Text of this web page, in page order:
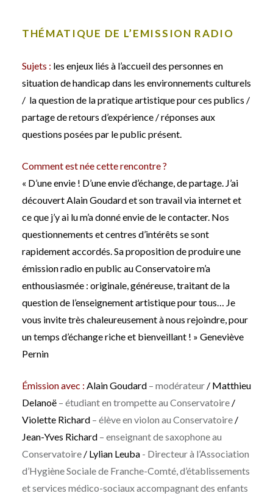
THÉMATIQUE DE L’EMISSION RADIO
Sujets : les enjeux liés à l’accueil des personnes en
situation de handicap dans les environnements culturels
/ la question de la pratique artistique pour ces publics /
partage de retours d’expérience / réponses aux
questions posées par le public présent.
Comment est née cette rencontre ?
« D’une envie ! D’une envie d’échange, de partage. J’ai
découvert Alain Goudard et son travail via internet et
ce que j’y ai lu m’a donné envie de le contacter. Nos
questionnements et centres d’intérêts se sont
rapidement accordés. Sa proposition de produire une
émission radio en public au Conservatoire m’a
enthousiasmée : originale, généreuse, traitant de la
question de l’enseignement artistique pour tous… Je
vous invite très chaleureusement à nous rejoindre, pour
un temps d’échange riche et bienveillant ! » Geneviève
Pernin
Émission avec : Alain Goudard– modérateur / Matthieu
Delanoë – étudiant en trompette au Conservatoire /
Violette Richard– élève en violon au Conservatoire/
Jean-Yves Richard– enseignant de saxophone au
Conservatoire / Lylian Leuba- Directeur à l’Association
d’Hygiène Sociale de Franche-Comté, d’établissements
et services médico-sociaux accompagnant des enfants